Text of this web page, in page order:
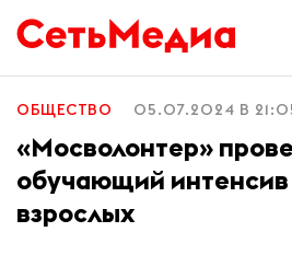
ОБЩЕСТВО 05.07.2024 В
«Мосволонтер»
обучающий интенсив
взрослых